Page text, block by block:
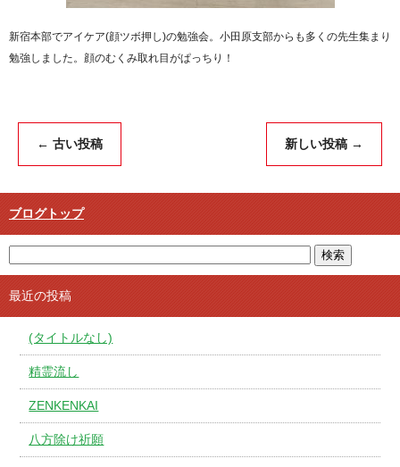
新宿本部でアイケア(顔ツボ押し)の勉強会。小田原支部からも多くの先生集まり
勉強しました。顔のむくみ取れ目がぱっちり！
← 古い投稿 新しい投稿 →
ブログトップ
最近の投稿
(タイトルなし)
精霊流し
ZENKENKAI
八方除け祈願